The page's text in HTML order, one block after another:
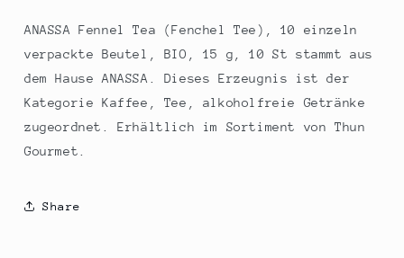
ANASSA Fennel Tea (Fenchel Tee), 10 einzeln
verpackte Beutel, BIO, 15 g, 10 St stammt aus
dem Hause ANASSA. Dieses Erzeugnis ist der
Kategorie Kaffee, Tee, alkoholfreie Getränke
zugeordnet. Erhältlich im Sortiment von Thun
Gourmet.
Share